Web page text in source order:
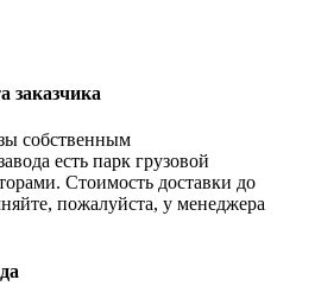
заказчика
собственным
есть парк грузовой
Стоимость доставки до
пожалуйста, у менеджера